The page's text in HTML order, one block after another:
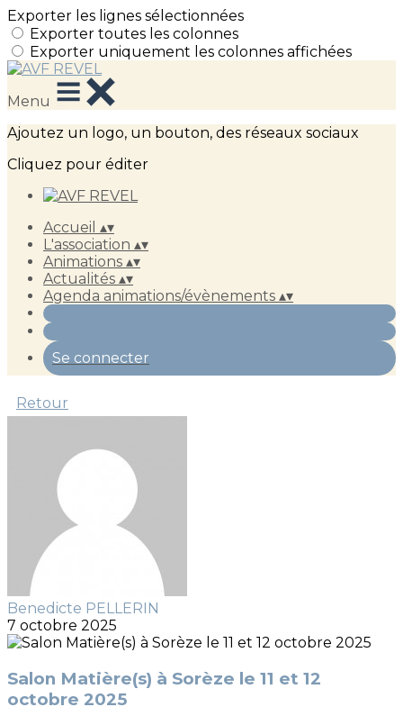
Exporter les lignes sélectionnées
Exporter toutes les colonnes
Exporter uniquement les colonnes affichées
Menu
Ajoutez un logo, un bouton, des réseaux sociaux
Cliquez pour éditer
Accueil ▴▾
L'association ▴▾
Animations ▴▾
Actualités ▴▾
Agenda animations/évènements ▴▾
Se connecter
Retour
Benedicte PELLERIN
7 octobre 2025
Salon Matière(s) à Sorèze le 11 et 12
octobre 2025